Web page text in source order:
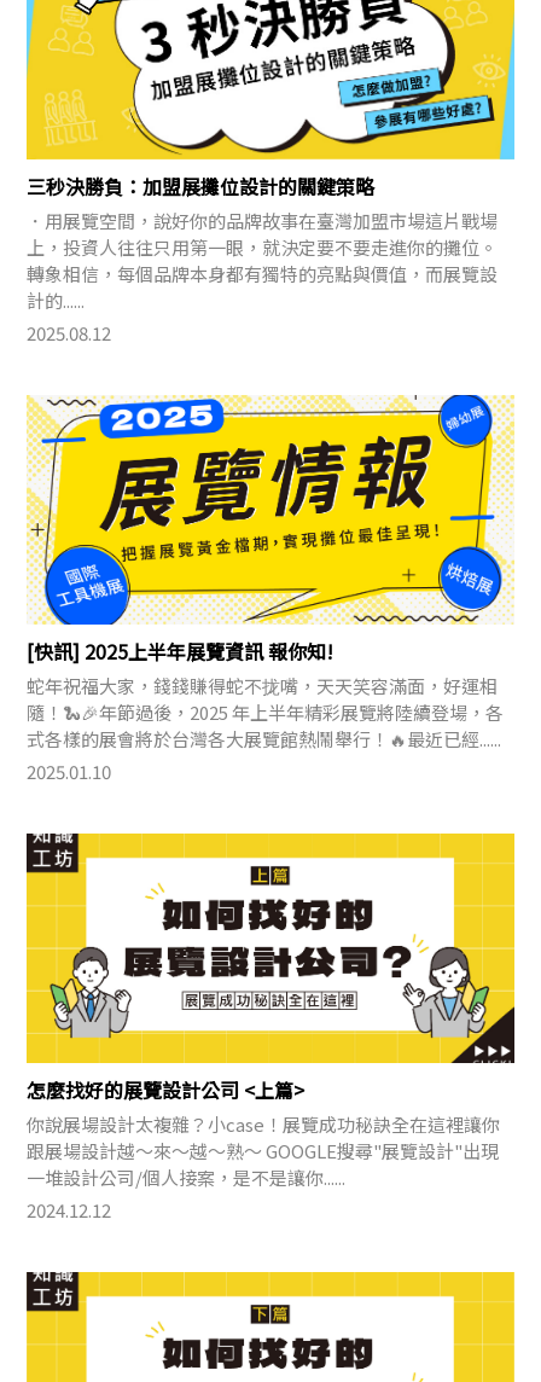
三秒決勝負：加盟展攤位設計的關鍵策略
．用展覽空間，說好你的品牌故事在臺灣加盟市場這片戰場
上，投資人往往只用第一眼，就決定要不要走進你的攤位。
轉象相信，每個品牌本身都有獨特的亮點與價值，而展覽設
計的......
2025.08.12
[快訊] 2025上半年展覽資訊 報你知!
蛇年祝福大家，錢錢賺得蛇不拢嘴，天天笑容滿面，好運相
隨！🐍🎉年節過後，2025 年上半年精彩展覽將陸續登場，各
式各樣的展會將於台灣各大展覽館熱鬧舉行！🔥最近已經......
2025.01.10
怎麼找好的展覽設計公司 <上篇>
你說展場設計太複雜？小case！展覽成功秘訣全在這裡讓你
跟展場設計越～來～越～熟～ GOOGLE搜尋"展覽設計"出現
一堆設計公司/個人接案，是不是讓你......
2024.12.12